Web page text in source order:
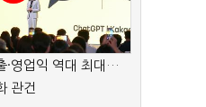
·영업익 역대 최대…
관건